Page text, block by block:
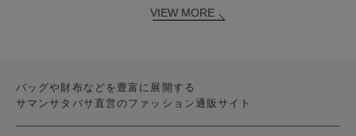
VIEW MORE
バッグや財布などを豊富に展開する
サマンサタバサ直営のファッション通販サイト